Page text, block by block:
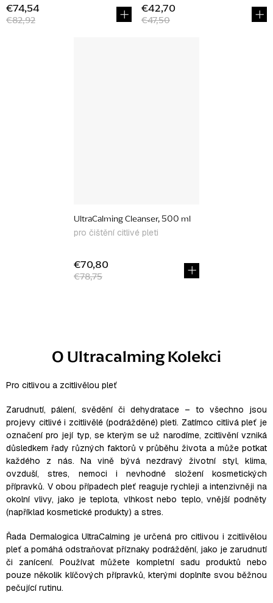
€82,92
€74,54
€47,50
€42,70
UltraCalming Cleanser, 500 ml
pro čištění citlivé pleti
€78,75
€70,80
a
c
i
e
p
r
v
k
y
v
ý
p
i
s
u
O Ultracalming Kolekci
Pro citlivou a zcitlivělou pleť
Zarudnutí, pálení, svědění či dehydratace – to všechno jsou
projevy citlivé i zcitlivělé (podrážděné) pleti. Zatímco citlivá pleť je
označení pro její typ, se kterým se už narodíme, zcitlivění vzniká
důsledkem řady různých faktorů v průběhu života a může potkat
každého z nás. Na vině bývá nezdravý životní styl, klima,
ovzduší, stres, nemoci i nevhodné složení kosmetických
přípravků. V obou případech pleť reaguje rychleji a intenzivněji na
okolní vlivy, jako je teplota, vlhkost nebo teplo, vnější podněty
(například kosmetické produkty) a stres.
Řada Dermalogica UltraCalming je určená pro citlivou i zcitlivělou
pleť a pomáhá odstraňovat příznaky podráždění, jako je zarudnutí
či zanícení. Používat můžete kompletní sadu produktů nebo
pouze několik klíčových přípravků, kterými doplníte svou běžnou
pečující rutinu.